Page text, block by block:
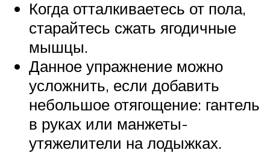
Когда отталкиваетесь от пола,
старайтесь сжать ягодичные
мышцы.
Данное упражнение можно
усложнить, если добавить
небольшое отягощение: гантель
в руках или манжеты-
утяжелители на лодыжках.